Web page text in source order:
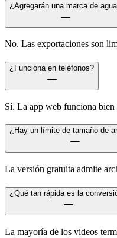
¿Agregarán una marca de
No. Las exportaciones son
¿Funciona en teléfonos?
Sí. La app web funciona
¿Hay un límite de tamaño de
La versión gratuita admite
¿Qué tan rápida es la
La mayoría de los videos